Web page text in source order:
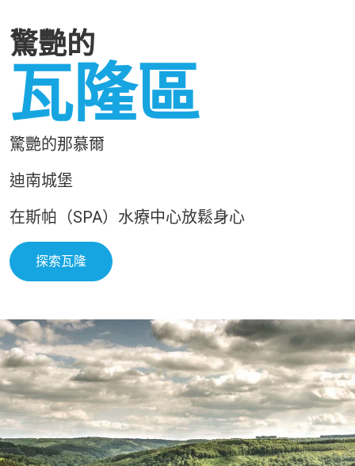
驚艷的
瓦隆區
驚艷的那慕爾
迪南城堡
在斯帕（SPA）水療中心放鬆身心
探索瓦隆